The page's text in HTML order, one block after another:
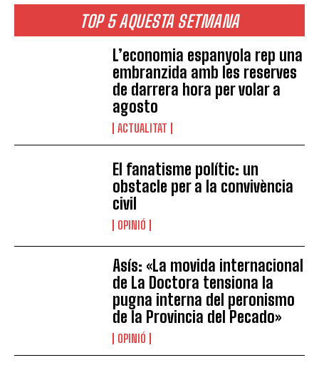
TOP 5 AQUESTA SETMANA
L’economia espanyola rep una
embranzida amb les reserves
de darrera hora per volar a
agosto
ACTUALITAT
El fanatisme polític: un
obstacle per a la convivència
civil
OPINIÓ
Asís: «La movida internacional
de La Doctora tensiona la
pugna interna del peronismo
de la Provincia del Pecado»
OPINIÓ